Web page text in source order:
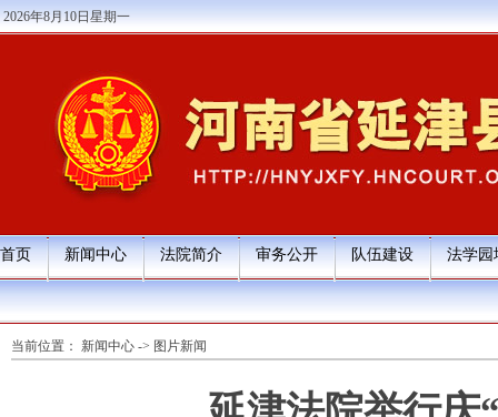
2026年8月10日星期一
首页 新闻中心 法院简介 审务公开 队伍建设 法学园
当前位置： 新闻中心 -> 图片新闻